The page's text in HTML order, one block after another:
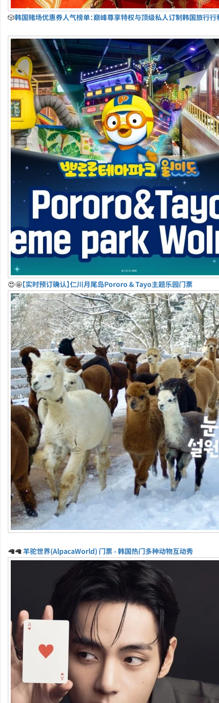
🎲韩国赌场优惠券人气榜单：巅峰尊享特权与顶级私人订制韩国旅行行
😍🤩【实时预订确认】仁川月尾岛Pororo & Tayo主题乐园门票
🦙🦙羊驼世界(AlpacaWorld) 门票 - 韩国热门多种动物互动秀